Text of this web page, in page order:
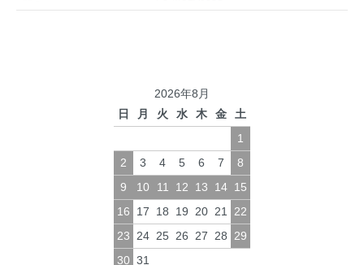
2026年8月
日
月 火 水 木 金
土
1
2
3 4 5 6 7
8
9
10 11 12 13 14 15
16
17 18 19 20 21
22
23
24 25 26 27 28
29
30 31